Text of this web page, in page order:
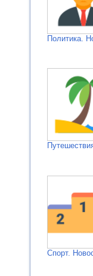
Политика.
Спорт.